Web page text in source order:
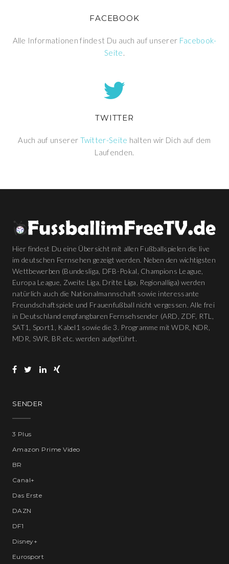
FACEBOOK
Alle Informationen findest Du auch auf unserer Facebook-
Seite.
TWITTER
Auch auf unserer Twitter-Seite halten wir Dich auf dem
Laufenden.
Hier findest Du eine Übersicht mit allen Fußballspielen die live
im deutschen Fernsehen gezeigt werden. Neben den wichtigsten
Wettbewerben (Bundesliga, DFB-Pokal, Champions League,
Europa League, Zweite Liga, Dritte Liga, Regionalliga) werden
natürlich auch die Nationalmannschaft sowie interessante
Freundschaftspiele und Frauenfußball nicht vergessen. Alle frei
in Deutschland empfangbaren Fernsehsender (ARD, ZDF, RTL,
SAT1, Sport1, Kabel1 sowie die 3. Programme mit WDR, NDR,
MDR, SWR, BR etc. werden aufgeführt.
SENDER
3 Plus
Amazon Prime Video
BR
Canal+
Das Erste
DAZN
DF1
Disney+
Eurosport